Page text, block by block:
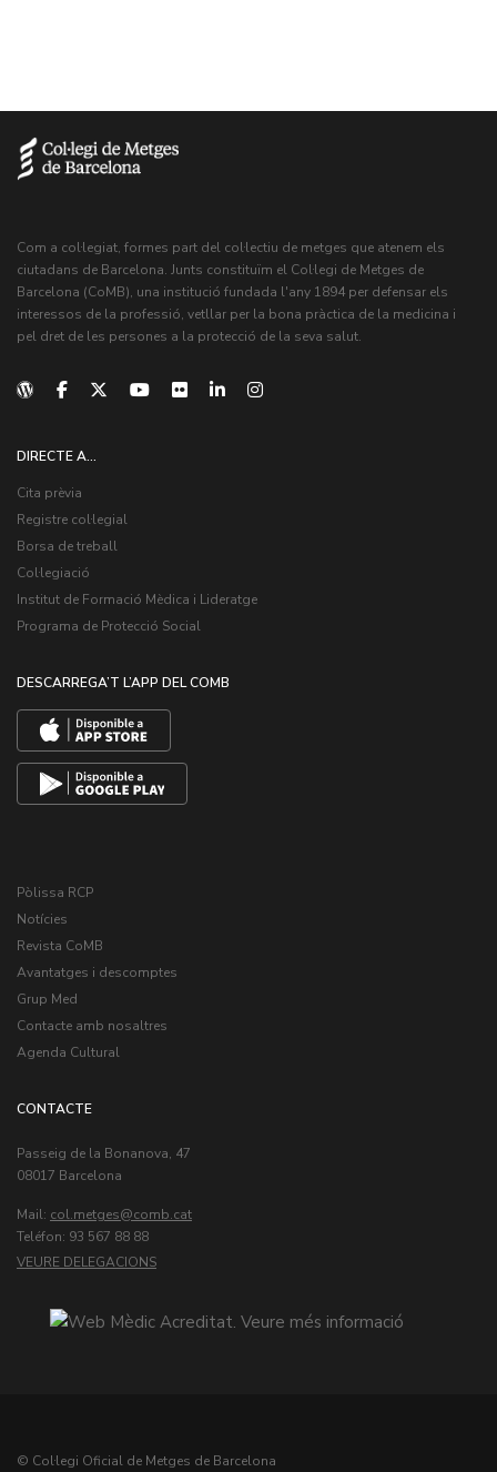
Com a col·legiat, formes part del col·lectiu de metges que atenem els
ciutadans de Barcelona. Junts constituïm el Col·legi de Metges de
Barcelona (CoMB), una institució fundada l'any 1894 per defensar els
interessos de la professió, vetllar per la bona pràctica de la medicina i
pel dret de les persones a la protecció de la seva salut.
DIRECTE A...
Cita prèvia
Registre col·legial
Borsa de treball
Col·legiació
Institut de Formació Mèdica i Lideratge
Programa de Protecció Social
DESCARREGA’T L’APP DEL COMB
Pòlissa RCP
Notícies
Revista CoMB
Avantatges i descomptes
Grup Med
Contacte amb nosaltres
Agenda Cultural
CONTACTE
Passeig de la Bonanova, 47
08017 Barcelona
Mail: col.metges
Teléfon: 93 567 88 88
VEURE DELEGACIONS
© Col·legi Oficial de Metges de Barcelona